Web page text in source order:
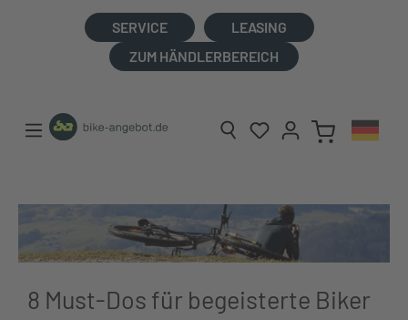
SERVICE
LEASING
ZUM HÄNDLERBEREICH
8 Must-Dos für begeisterte Biker